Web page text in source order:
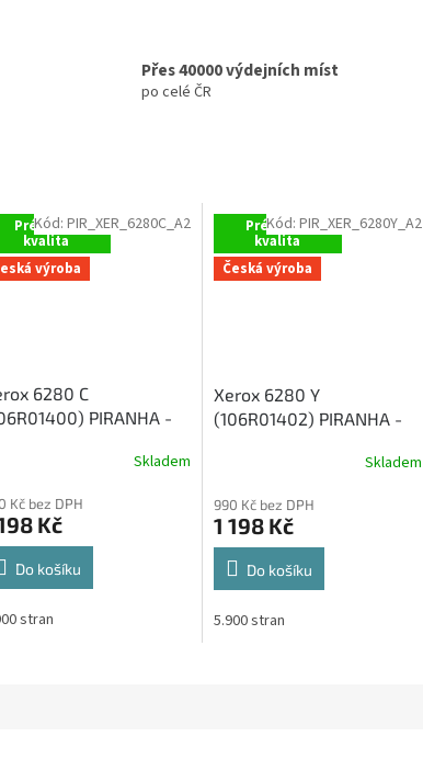
Přes 40000 výdejních míst
po celé ČR
Prémiová
kvalita
výroba
6280 C
PIRANHA -
Skladem
Kč bez DPH
Kč
Do košíku
stran
Kód: PIR_XER_6280C_A2 Prémiová
kvalita
Česká výroba
Xerox 6280 Y
(106R01402) PIRANHA -
Skladem
990 Kč bez DPH
1 198 Kč
Do košíku
5.900 stran
Kód:PIR_XER_6280Y_A2